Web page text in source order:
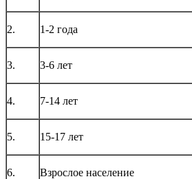
2. 1-2 года
3. 3-6 лет
4. 7-14 лет
5. 15-17 лет
6. Взрослое население